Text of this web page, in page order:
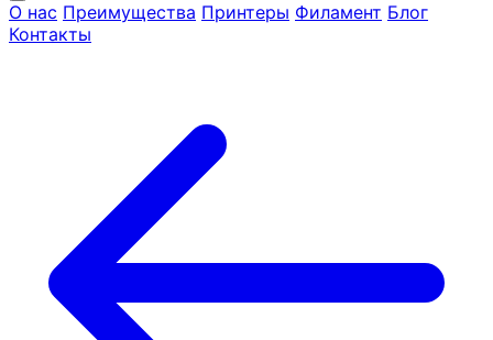
О нас Преимущества Принтеры Филамент Блог
Контакты